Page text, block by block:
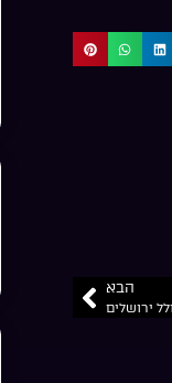
הבא
ירושלים